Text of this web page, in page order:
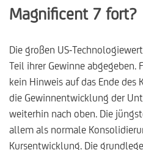
Magnificent 7 fort?
Die großen US-
Teil ihrer Gewinne abgegeben.
kein Hinweis auf das Ende des
die Gewinnentwicklung der
weiterhin nach oben. Die
allem als normale
Kursentwicklung. Die